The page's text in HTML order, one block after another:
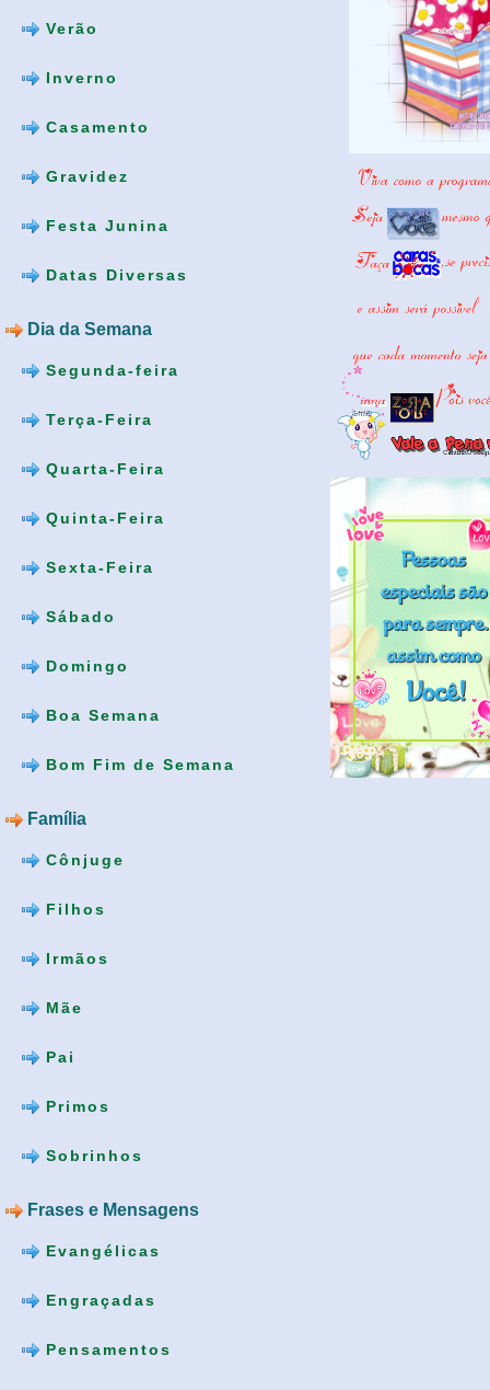
Verão
Inverno
Casamento
Gravidez
Festa Junina
Datas Diversas
Dia da Semana
Segunda-feira
Terça-Feira
Quarta-Feira
Quinta-Feira
Sexta-Feira
Sábado
Domingo
Boa Semana
Bom Fim de Semana
Família
Cônjuge
Filhos
Irmãos
Mãe
Pai
Primos
Sobrinhos
Frases e Mensagens
Evangélicas
Engraçadas
Pensamentos